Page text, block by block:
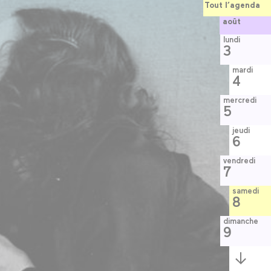
Tout l’agenda
août
lundi
3
mardi
4
mercredi
5
jeudi
6
vendredi
7
samedi
8
dimanche
9
Semaine
suivante